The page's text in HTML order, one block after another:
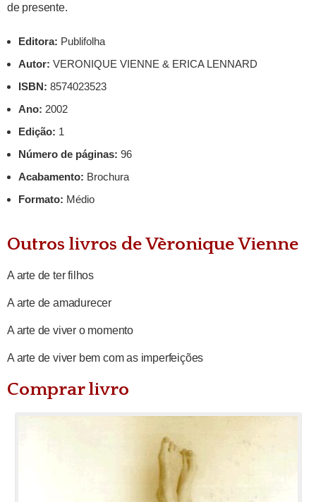
de presente.
Editora: Publifolha
Autor: VERONIQUE VIENNE & ERICA LENNARD
ISBN: 8574023523
Ano: 2002
Edição: 1
Número de páginas: 96
Acabamento: Brochura
Formato: Médio
Outros livros de Vèronique Vienne
A arte de ter filhos
A arte de amadurecer
A arte de viver o momento
A arte de viver bem com as imperfeições
Comprar livro